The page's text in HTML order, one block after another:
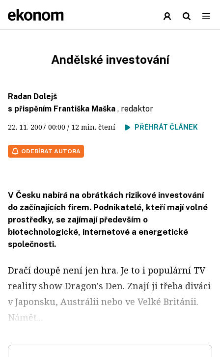
Andělské investování
Radan Dolejš
s přispěním Františka Maška , redaktor
22. 11. 2007 00:00 / 12 min. čtení PŘEHRÁT ČLÁNEK
ODEBÍRAT AUTORA
V Česku nabírá na obrátkách rizikové investování
do začínajících firem. Podnikatelé, kteří mají volné
prostředky, se zajímají především o
biotechnologické, internetové a energetické
společnosti.
Dračí doupě není jen hra. Je to i populární TV
reality show Dragon's Den. Znají ji třeba diváci
v Japonsku, Austrálii nebo ve Velké Británii.
Námět...